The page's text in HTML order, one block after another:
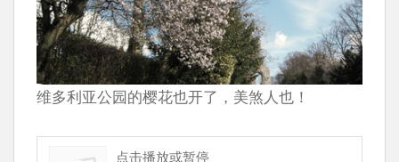
维多利亚公园的樱花也开了，美煞人也！
点击播放或暂停